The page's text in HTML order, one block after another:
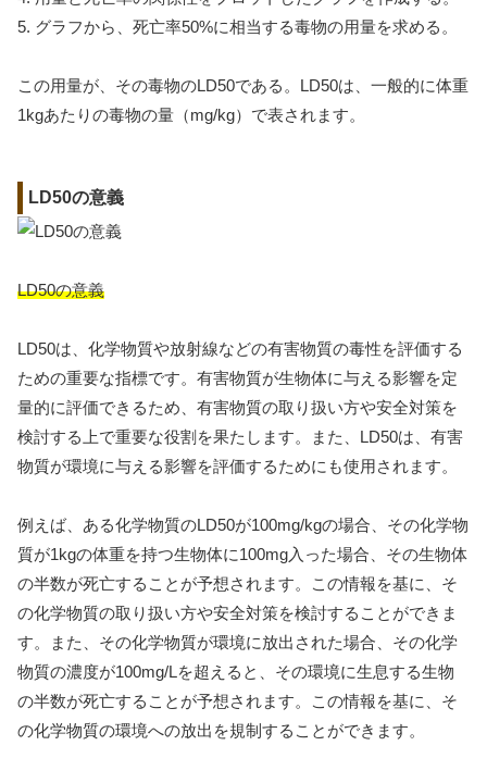
5. グラフから、死亡率50%に相当する毒物の用量を求める。
この用量が、その毒物のLD50である。LD50は、一般的に体重
1kgあたりの毒物の量（mg/kg）で表されます。
LD50の意義
LD50の意義
LD50は、化学物質や放射線などの有害物質の毒性を評価する
ための重要な指標です。有害物質が生物体に与える影響を定
量的に評価できるため、有害物質の取り扱い方や安全対策を
検討する上で重要な役割を果たします。また、LD50は、有害
物質が環境に与える影響を評価するためにも使用されます。
例えば、ある化学物質のLD50が100mg/kgの場合、その化学物
質が1kgの体重を持つ生物体に100mg入った場合、その生物体
の半数が死亡することが予想されます。この情報を基に、そ
の化学物質の取り扱い方や安全対策を検討することができま
す。また、その化学物質が環境に放出された場合、その化学
物質の濃度が100mg/Lを超えると、その環境に生息する生物
の半数が死亡することが予想されます。この情報を基に、そ
の化学物質の環境への放出を規制することができます。